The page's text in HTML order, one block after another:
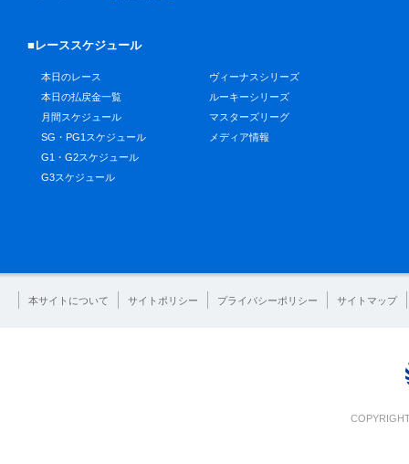
■レーススケジュール
本日のレース
本日の払戻金一覧
月間スケジュール
SG・PG1スケジュール
G1・G2スケジュール
G3スケジュール
ヴィーナスシリーズ
ルーキーシリーズ
マスターズリーグ
メディア情報
本サイトについて サイトポリシー プライバシーポリシー サイトマップ